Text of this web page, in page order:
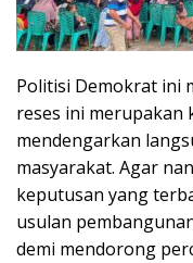
Politisi Demokrat ini
reses ini merupakan
mendengarkan
masyarakat. Agar
keputusan yang
usulan
demi mendorong